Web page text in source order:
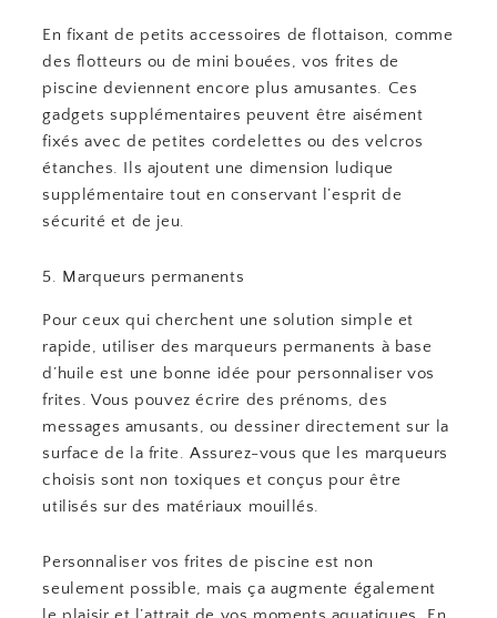
En fixant de petits accessoires de flottaison, comme
des flotteurs ou de mini bouées, vos frites de
piscine deviennent encore plus amusantes. Ces
gadgets supplémentaires peuvent être aisément
fixés avec de petites cordelettes ou des velcros
étanches. Ils ajoutent une dimension ludique
supplémentaire tout en conservant l’esprit de
sécurité et de jeu.
5. Marqueurs permanents
Pour ceux qui cherchent une solution simple et
rapide, utiliser des marqueurs permanents à base
d’huile est une bonne idée pour personnaliser vos
frites. Vous pouvez écrire des prénoms, des
messages amusants, ou dessiner directement sur la
surface de la frite. Assurez-vous que les marqueurs
choisis sont non toxiques et conçus pour être
utilisés sur des matériaux mouillés.
Personnaliser vos frites de piscine est non
seulement possible, mais ça augmente également